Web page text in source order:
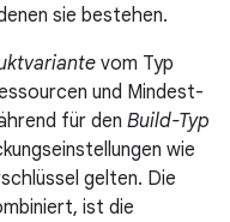
sie bestehen.
vom Typ
und Mindest-
für den Build-Typ
wie
gelten. Die
ist die